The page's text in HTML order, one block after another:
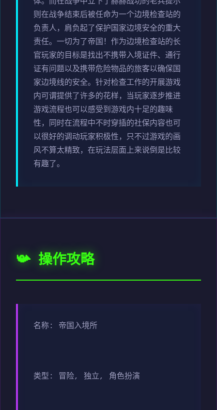
则在战争结束后被任命为一个边境检查站的
负责人，肩负起了保护国家边境安全的重大
责任。一切为了帝国！作为边境检查站的长
官玩家的目标是找出不携带入境证件、通行
证有问题以及携带危险物品的旅客以确保国
家边境线的安全。针对检查工作的开展游戏
内可谓提供了许多的花样，当玩家逐步推进
游戏流程也可以感受到游戏内十足的趣味
性，同时在流程中不时穿插的社保内容也可
以很好的调动玩家积极性，只不过游戏的画
风不算太精致，在玩法层面上来说倒是比较
有趣了。
📯 操作攻略
名称: 帝国入境所
类型: 冒险, 独立, 角色扮演